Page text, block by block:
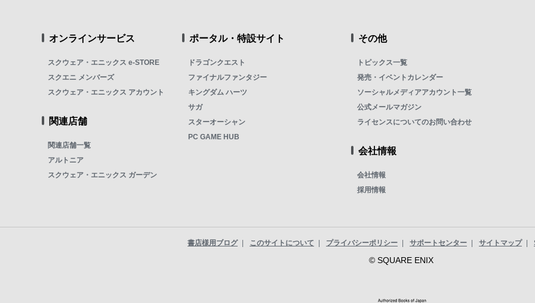
オンラインサービス
スクウェア・エニックス e-STORE
スクエニ メンバーズ
スクウェア・エニックス アカウント
関連店舗
関連店舗一覧
アルトニア
スクウェア・エニックス ガーデン
ポータル・特設サイト
ドラゴンクエスト
ファイナルファンタジー
キングダム ハーツ
サガ
スターオーシャン
PC GAME HUB
その他
トピックス一覧
発売・イベントカレンダー
ソーシャルメディアアカウント一覧
公式メールマガジン
ライセンスについてのお問い合わせ
会社情報
会社情報
採用情報
書店様用ブログ このサイトについて プライバシーポリシー サポートセンター サイトマップ
© SQUARE ENIX